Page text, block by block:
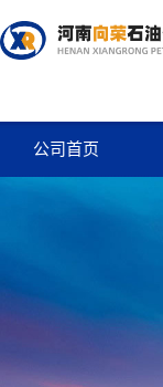
公司首页